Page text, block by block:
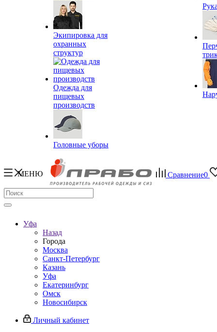
Экипировка для
охранных
структур
Одежда для
пищевых
производств
Головные уборы
МЕНЮ Сравнение0
Уфа
Назад
Города
Москва
Санкт-Петербург
Казань
Уфа
Екатеринбург
Омск
Новосибирск
Личный кабинет